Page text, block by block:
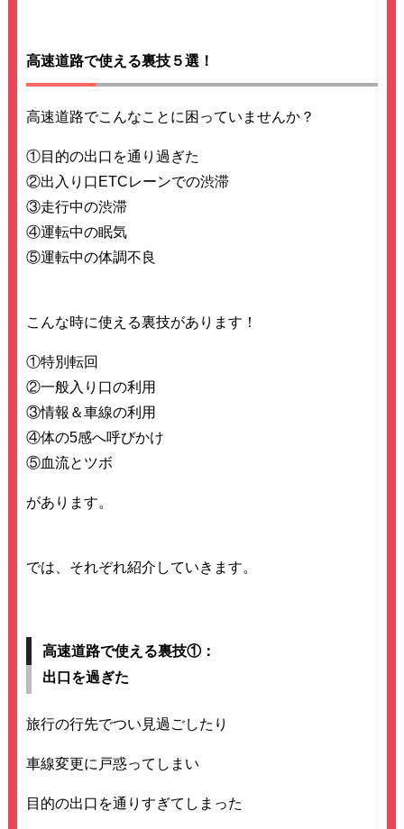
高速道路で使える裏技５選！
高速道路でこんなことに困っていませんか？
①目的の出口を通り過ぎた
②出入り口ETCレーンでの渋滞
③走行中の渋滞
④運転中の眠気
⑤運転中の体調不良
こんな時に使える裏技があります！
①特別転回
②一般入り口の利用
③情報＆車線の利用
④体の5感へ呼びかけ
⑤血流とツボ
があります。
では、それぞれ紹介していきます。
高速道路で使える裏技①：
出口を過ぎた
旅行の行先でつい見過ごしたり
車線変更に戸惑ってしまい
目的の出口を通りすぎてしまった